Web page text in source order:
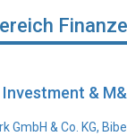
&
& Co. KG,